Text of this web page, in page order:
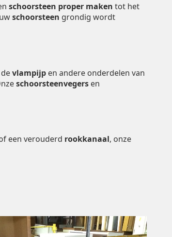
schoorsteen proper maken tot het
schoorsteen grondig wordt
vlampijp en andere onderdelen van
schoorsteenvegers en
een verouderd rookkanaal, onze